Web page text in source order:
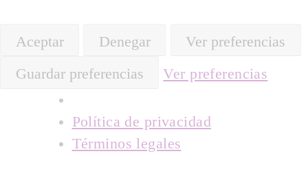
Aceptar Denegar
Ver preferencias
Guardar preferencias
Ver preferencias
Política de privacidad
Términos legales